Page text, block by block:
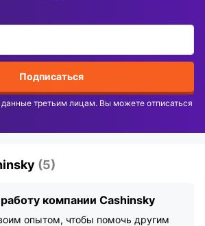
Подписаться
третьим лицам. Вы можете отписаться
(5)
компании Cashinsky
опытом, чтобы помочь другим